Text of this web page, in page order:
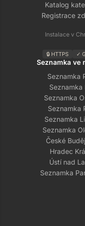
Katalog
Registrace
Instalace v
🔒 HTTPS ✓
Seznamka ve
Seznamka
Seznamka
Seznamka
Seznamka
Seznamka
Seznamka
České
Hradec
Ústí nad
Seznamka